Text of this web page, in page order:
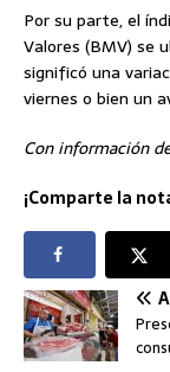
Por su parte, el
Valores (BMV) se
significó una
viernes o bien un
Con información
¡Comparte la